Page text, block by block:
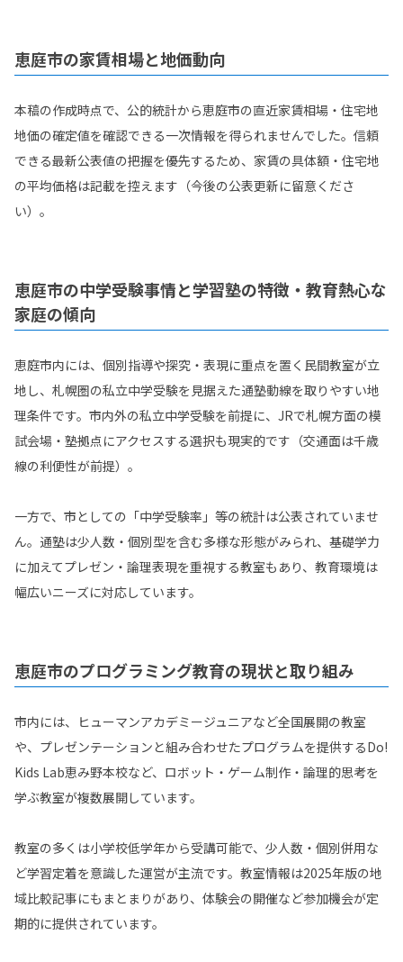
恵庭市の家賃相場と地価動向
本稿の作成時点で、公的統計から恵庭市の直近家賃相場・住宅地
地価の確定値を確認できる一次情報を得られませんでした。信頼
できる最新公表値の把握を優先するため、家賃の具体額・住宅地
の平均価格は記載を控えます（今後の公表更新に留意くださ
い）。
恵庭市の中学受験事情と学習塾の特徴・教育熱心な
家庭の傾向
恵庭市内には、個別指導や探究・表現に重点を置く民間教室が立
地し、札幌圏の私立中学受験を見据えた通塾動線を取りやすい地
理条件です。市内外の私立中学受験を前提に、JRで札幌方面の模
試会場・塾拠点にアクセスする選択も現実的です（交通面は千歳
線の利便性が前提）。
一方で、市としての「中学受験率」等の統計は公表されていませ
ん。通塾は少人数・個別型を含む多様な形態がみられ、基礎学力
に加えてプレゼン・論理表現を重視する教室もあり、教育環境は
幅広いニーズに対応しています。
恵庭市のプログラミング教育の現状と取り組み
市内には、ヒューマンアカデミージュニアなど全国展開の教室
や、プレゼンテーションと組み合わせたプログラムを提供するDo!
Kids Lab恵み野本校など、ロボット・ゲーム制作・論理的思考を
学ぶ教室が複数展開しています。
教室の多くは小学校低学年から受講可能で、少人数・個別併用な
ど学習定着を意識した運営が主流です。教室情報は2025年版の地
域比較記事にもまとまりがあり、体験会の開催など参加機会が定
期的に提供されています。